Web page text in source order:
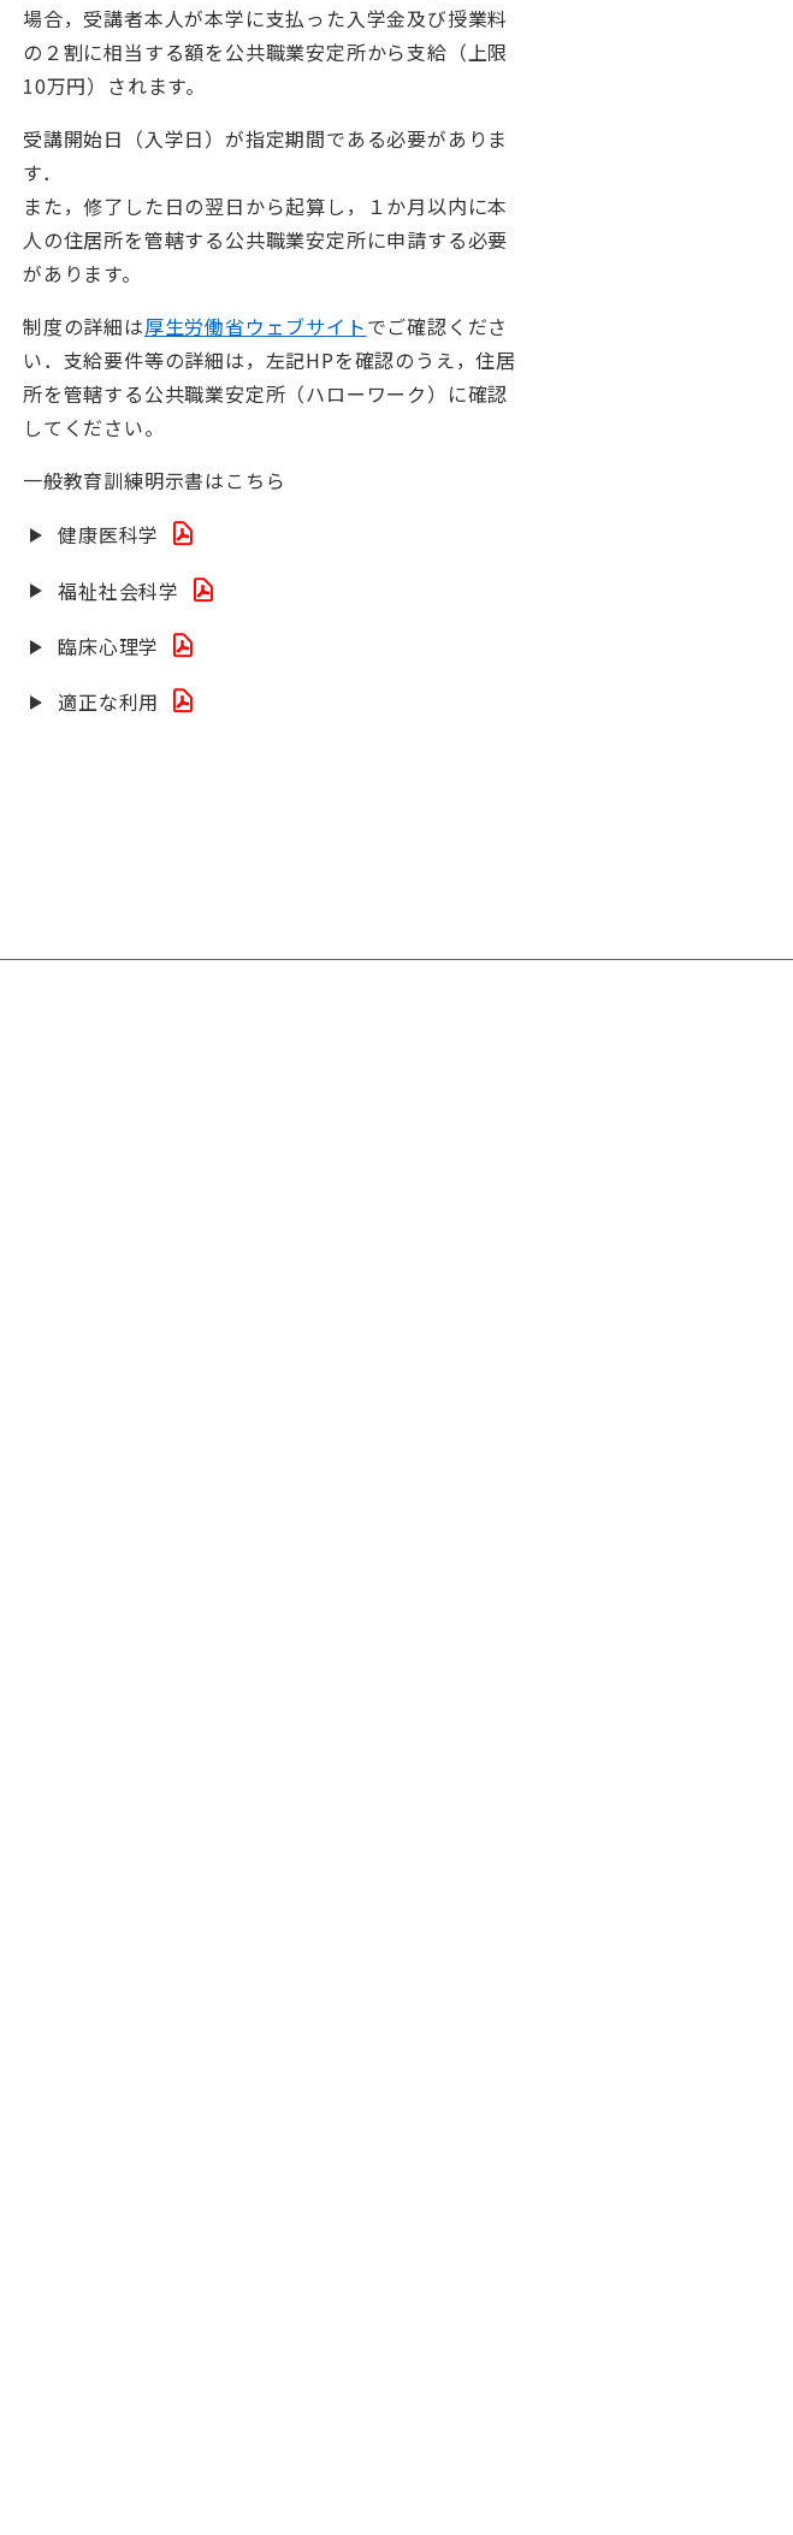
場合，受講者本人が本学に支払った入学金及び授業料
の２割に相当する額を公共職業安定所から支給（上限
10万円）されます。
受講開始日（入学日）が指定期間である必要がありま
す．
また，修了した日の翌日から起算し，１か月以内に本
人の住居所を管轄する公共職業安定所に申請する必要
があります。
制度の詳細は厚生労働省ウェブサイトでご確認くださ
い．支給要件等の詳細は，左記HPを確認のうえ，住居
所を管轄する公共職業安定所（ハローワーク）に確認
してください。
一般教育訓練明示書はこちら
健康医科学
福祉社会科学
臨床心理学
適正な利用